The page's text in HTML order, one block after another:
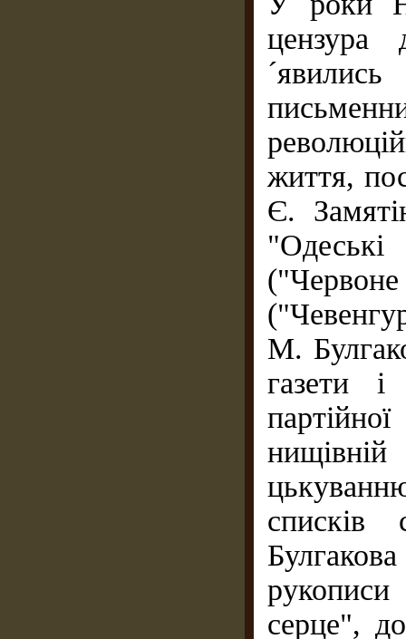
життя,
Є.
М.
газети
списків
серце",